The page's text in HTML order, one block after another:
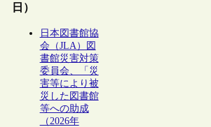
日）
日本図書館協
会（JLA）図
書館災害対策
委員会、「災
害等により被
災した図書館
等への助成
（2026年